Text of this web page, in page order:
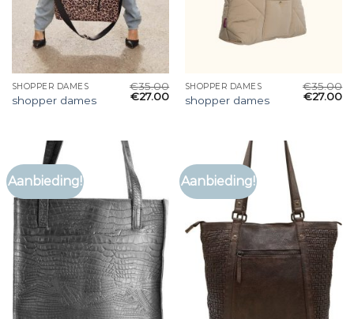
SHOPPER DAMES
shopper dames
€35.00
€27.00
SHOPPER DAMES
shopper dames
€35.00
€27.00
Aanbieding! Aanbieding!